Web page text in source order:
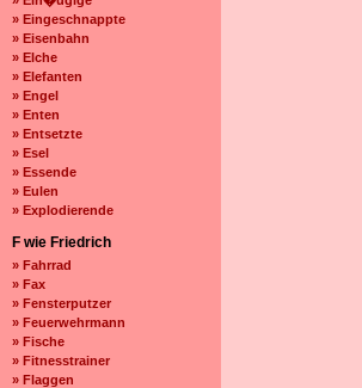
» Eingeschnappte
» Eisenbahn
» Elche
» Elefanten
» Engel
» Enten
» Entsetzte
» Esel
» Essende
» Eulen
» Explodierende
F wie Friedrich
» Fahrrad
» Fax
» Fensterputzer
» Feuerwehrmann
» Fische
» Fitnesstrainer
» Flaggen